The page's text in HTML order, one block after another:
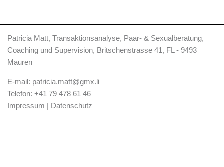
Patricia Matt, Transaktionsanalyse, Paar- & Sexualberatung,
Coaching und Supervision, Britschenstrasse 41, FL - 9493
Mauren
E-mail: patricia.matt@gmx.li
Telefon: +41 79 478 61 46
Impressum | Datenschutz